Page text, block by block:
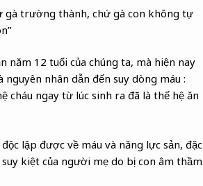
gà trường thành, chứ gà con không tự
năm 12 tuổi của chúng ta, mà hiện nay
nhân dẫn đến suy dòng máu :
cháu ngay từ lúc sinh ra đã là thế hệ ăn
lập được về máu và năng lực sản, đặc
kiệt của người mẹ do bị con âm thầm